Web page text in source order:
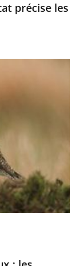
précise les